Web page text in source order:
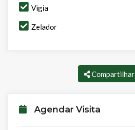
Vigia
Zelador
Compartilhar
Agendar Visita